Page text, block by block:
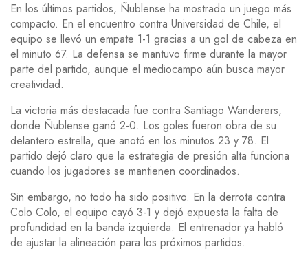
En los últimos partidos, Ñublense ha mostrado un juego más
compacto. En el encuentro contra Universidad de Chile, el
equipo se llevó un empate 1-1 gracias a un gol de cabeza en
el minuto 67. La defensa se mantuvo firme durante la mayor
parte del partido, aunque el mediocampo aún busca mayor
creatividad.
La victoria más destacada fue contra Santiago Wanderers,
donde Ñublense ganó 2-0. Los goles fueron obra de su
delantero estrella, que anotó en los minutos 23 y 78. El
partido dejó claro que la estrategia de presión alta funciona
cuando los jugadores se mantienen coordinados.
Sin embargo, no todo ha sido positivo. En la derrota contra
Colo Colo, el equipo cayó 3-1 y dejó expuesta la falta de
profundidad en la banda izquierda. El entrenador ya habló
de ajustar la alineación para los próximos partidos.